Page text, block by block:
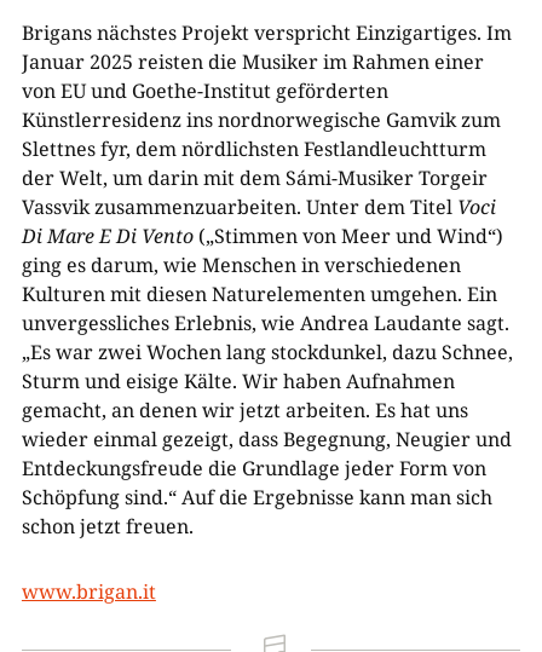
Brigans nächstes Projekt verspricht Einzigartiges. Im
Januar 2025 reisten die Musiker im Rahmen einer
von EU und Goethe-Institut geförderten
Künstlerresidenz ins nordnorwegische Gamvik zum
Slettnes fyr, dem nördlichsten Festlandleuchtturm
der Welt, um darin mit demSámi-Musiker Torgeir
Vassvik zusammenzuarbeiten. Unter dem Titel Voci
Di Mare E Di Vento(„Stimmen von Meer und Wind“)
ging es darum, wie Menschen in verschiedenen
Kulturen mit diesen Naturelementen umgehen. Ein
unvergessliches Erlebnis, wie Andrea Laudante sagt.
„Es war zwei Wochen lang stockdunkel, dazu Schnee,
Sturm und eisige Kälte. Wir haben Aufnahmen
gemacht, an denen wir jetzt arbeiten. Es hat uns
wieder einmal gezeigt, dassBegegnung, Neugier und
Entdeckungsfreude die Grundlage jeder Form von
Schöpfung sind.“ Auf die Ergebnisse kann man sich
schon jetzt freuen.
www.brigan.it